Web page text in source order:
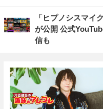
「ヒプノシスマイ
が公開 公式
信も